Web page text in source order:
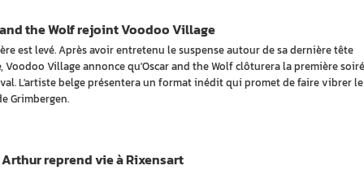
est levé. Après avoir entretenu le suspense autour de sa dernière tête
Voodoo Village annonce qu'Oscar and the Wolf clôturera la première
L'artiste belge présentera un format inédit qui promet de faire vibrer le
Grimbergen.
the Wolf rejoint Voodoo Village
Arthur reprend vie à Rixensart